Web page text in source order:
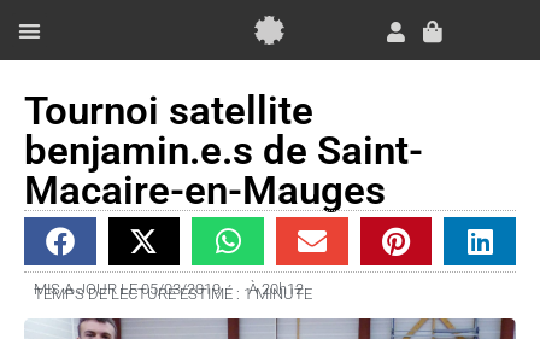
contenu
Panier
Tournoi satellite
benjamin.e.s de Saint-
Macaire-en-Mauges
MIS A JOUR LE 05/03/2019 À 20h12
TEMPS DE LECTURE ESTIMÉ : 1 MINUTE